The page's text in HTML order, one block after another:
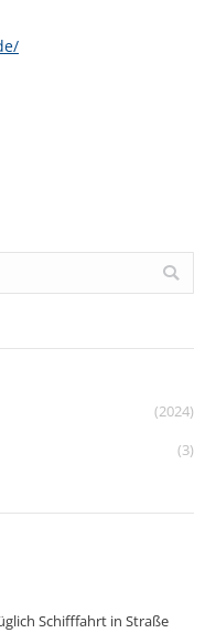
(2024)
(3)
Schifffahrt in Straße